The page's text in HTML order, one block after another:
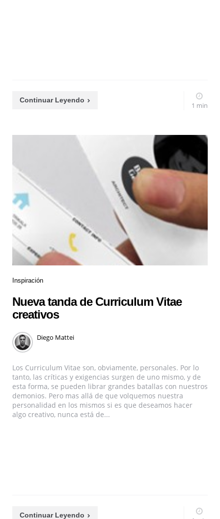
Continuar Leyendo
1 min
Inspiración
Nueva tanda de Curriculum Vitae
creativos
Diego Mattei
Los Curriculum Vitae son, obviamente, personales. Por lo
tanto, las críticas y exigencias surgen de uno mismo, y de
esta forma, se pueden librar grandes batallas con nuestros
demonios. Pero mas allá de que volquemos nuestra
personalidad en los mismos si es que deseamos hacer
algo creativo, nunca está de...
Continuar Leyendo